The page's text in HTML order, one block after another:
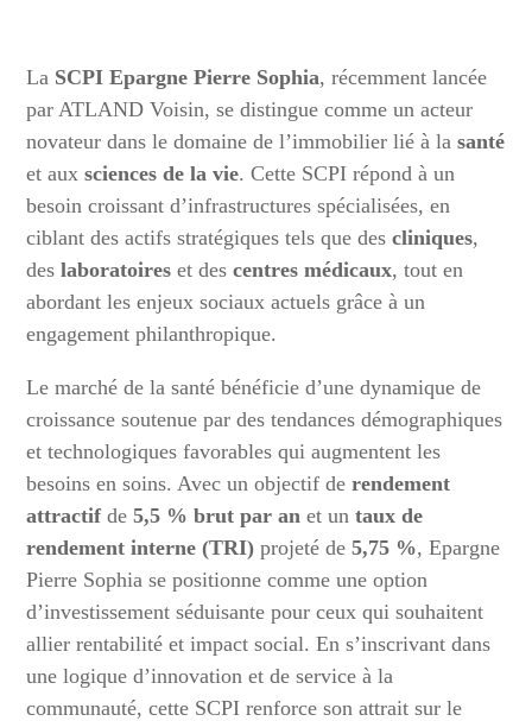
La SCPI Epargne Pierre Sophia, récemment lancée
par ATLAND Voisin, se distingue comme un acteur
novateur dans le domaine de l’immobilier lié à lasanté
et auxsciences de la vie. Cette SCPI répond à un
besoin croissant d’infrastructures spécialisées, en
ciblant des actifs stratégiques tels que descliniques,
deslaboratoires et descentres médicaux, tout en
abordant les enjeux sociaux actuels grâce à un
engagement philanthropique.
Le marché de la santé bénéficie d’une dynamique de
croissance soutenue par des tendances démographiques
et technologiques favorables qui augmentent les
besoins en soins. Avec un objectif derendement
attractifde5,5 % brut par an et untaux de
rendement interne (TRI) projeté de5,75 %, Epargne
Pierre Sophia se positionne comme une option
d’investissement séduisante pour ceux qui souhaitent
allier rentabilité et impact social. En s’inscrivant dans
une logique d’innovation et de service à la
communauté, cette SCPI renforce son attrait sur le